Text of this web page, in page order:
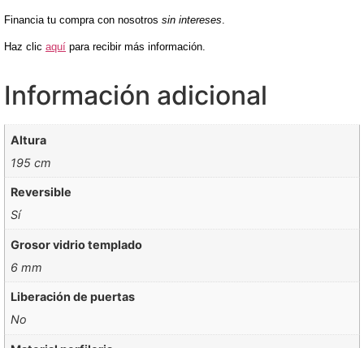
Financia tu compra con nosotros sin intereses
Haz clic aquí para recibir más información.
Información adicional
Altura
195 cm
Reversible
Sí
Grosor vidrio templado
6 mm
Liberación de puertas
No